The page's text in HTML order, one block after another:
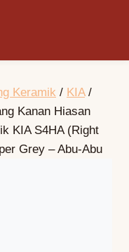
Keramik / KIA /
Kanan Hiasan
KIA S4HA (Right
Grey – Abu-Abu